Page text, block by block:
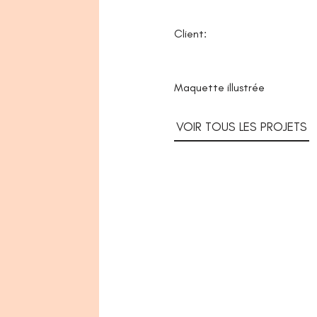
Client:
Maquette illustrée
VOIR TOUS LES PROJETS